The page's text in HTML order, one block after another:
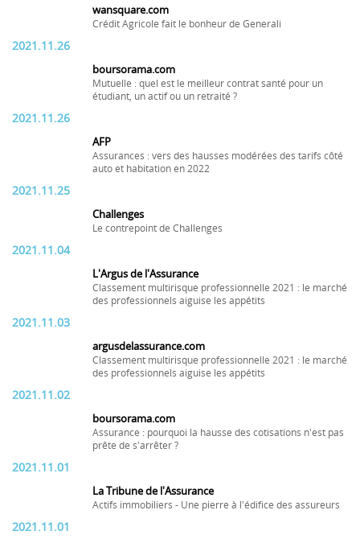
wansquare.com
Crédit Agricole fait le bonheur de Generali
2021.11.26
boursorama.com
Mutuelle : quel est le meilleur contrat santé pour un
étudiant, un actif ou un retraité ?
2021.11.26
AFP
Assurances : vers des hausses modérées des tarifs côté
auto et habitation en 2022
2021.11.25
Challenges
Le contrepoint de Challenges
2021.11.04
L'Argus de l'Assurance
Classement multirisque professionnelle 2021 : le marché
des professionnels aiguise les appétits
2021.11.03
argusdelassurance.com
Classement multirisque professionnelle 2021 : le marché
des professionnels aiguise les appétits
2021.11.02
boursorama.com
Assurance : pourquoi la hausse des cotisations n'est pas
prête de s'arrêter ?
2021.11.01
La Tribune de l'Assurance
Actifs immobiliers - Une pierre à l'édifice des assureurs
2021.11.01